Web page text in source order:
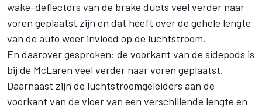
wake-deflectors van de brake ducts veel verder naar
voren geplaatst zijn en dat heeft over de gehele lengte
van de auto weer invloed op de luchtstroom.
En daarover gesproken: de voorkant van de sidepods is
bij de McLaren veel verder naar voren geplaatst.
Daarnaast zijn de luchtstroomgeleiders aan de
voorkant van de vloer van een verschillende lengte en